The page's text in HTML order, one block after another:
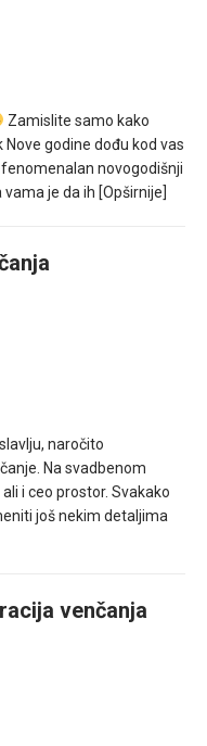
Zamislite samo kako
godine dođu kod vas
novogodišnji
je da ih [Opširnije]
naročito
Na svadbenom
i ceo prostor. Svakako
još nekim detaljima
venčanja